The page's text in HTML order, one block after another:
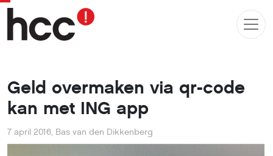
Geld overmaken via qr-code
kan met ING app
7 april 2016, Bas van den Dikkenberg